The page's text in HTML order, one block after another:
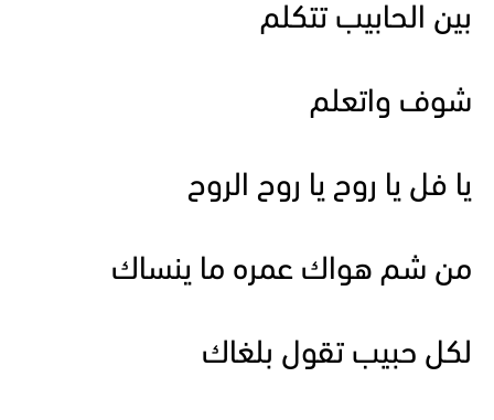
بين الحابيب تتكلم
شوف واتعلم
يا فل يا روح يا روح الروح
من شم هواك عمره ما ينساك
لكل حبيب تقول بلغاك